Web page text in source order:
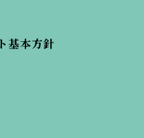
基本方針